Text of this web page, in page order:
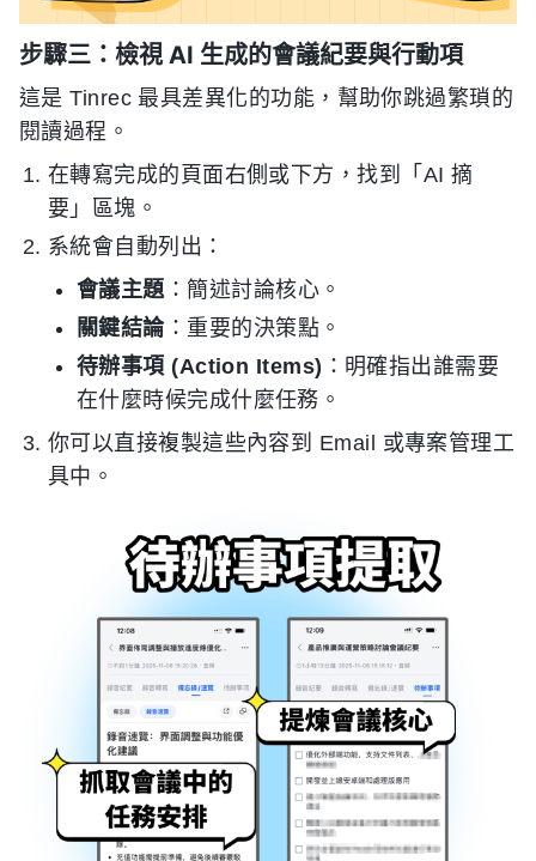
步驟三：檢視 AI 生成的會議紀要與行動項
這是 Tinrec 最具差異化的功能，幫助你跳過繁瑣的
閱讀過程。
在轉寫完成的頁面右側或下方，找到「AI 摘
要」區塊。
系統會自動列出：
會議主題：簡述討論核心。
關鍵結論：重要的決策點。
待辦事項 (Action Items) ：明確指出誰需要
在什麼時候完成什麼任務。
你可以直接複製這些內容到 Email 或專案管理工
具中。